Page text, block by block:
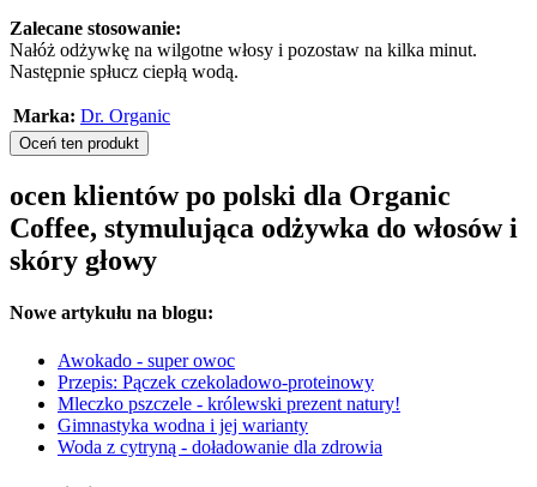
Zalecane stosowanie:
Nałóż odżywkę na wilgotne włosy i pozostaw na kilka minut.
Następnie spłucz ciepłą wodą.
Marka: Dr. Organic
Oceń ten produkt
ocen klientów po polski dla Organic
Coffee, stymulująca odżywka do włosów i
skóry głowy
Nowe artykułu na blogu:
Awokado - super owoc
Przepis: Pączek czekoladowo-proteinowy
Mleczko pszczele - królewski prezent natury!
Gimnastyka wodna i jej warianty
Woda z cytryną - doładowanie dla zdrowia